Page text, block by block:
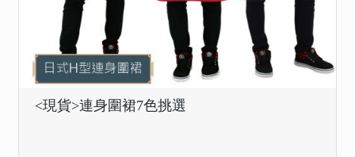
<現貨>連身圍裙7色挑選